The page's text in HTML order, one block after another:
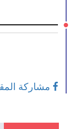
مشاركة